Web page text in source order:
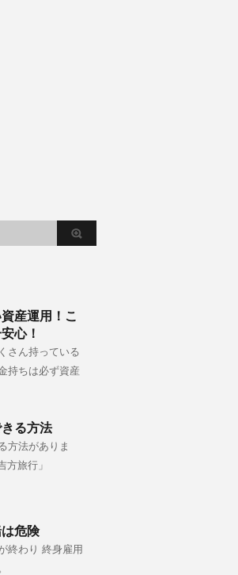
産運用！こ
心！
さん持っている
持ちは必ず資産
る方法
方法がありま
旅行」
危険
終わり 終身雇用